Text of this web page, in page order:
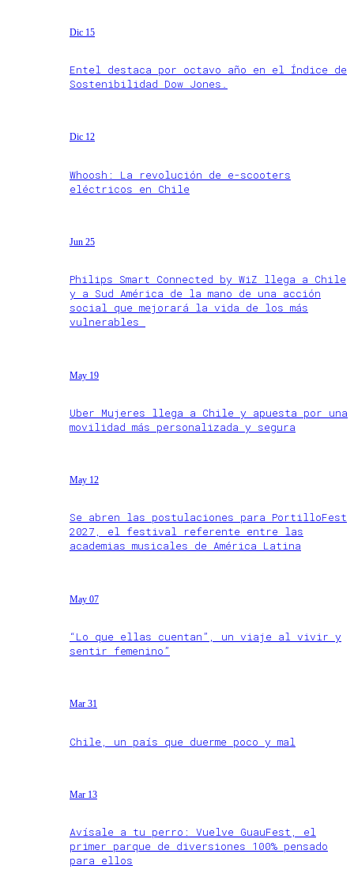
Dic 15
Entel destaca por octavo año en el Índice de
Sostenibilidad Dow Jones.
Dic 12
Whoosh: La revolución de e-scooters
eléctricos en Chile
Jun 25
Philips Smart Connected by WiZ llega a Chile
y a Sud América de la mano de una acción
social que mejorará la vida de los más
vulnerables
May 19
Uber Mujeres llega a Chile y apuesta por una
movilidad más personalizada y segura
May 12
Se abren las postulaciones para PortilloFest
2027, el festival referente entre las
academias musicales de América Latina
May 07
“Lo que ellas cuentan”, un viaje al vivir y
sentir femenino”
Mar 31
Chile, un país que duerme poco y mal
Mar 13
Avísale a tu perro: Vuelve GuauFest, el
primer parque de diversiones 100% pensado
para ellos